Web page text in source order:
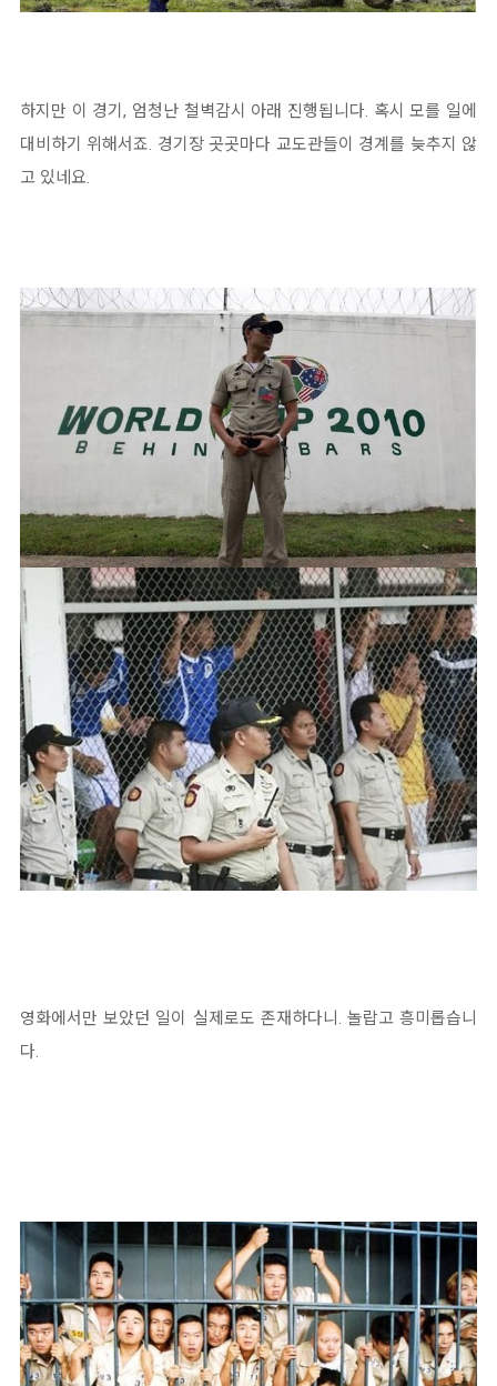
하지만 이 경기, 엄청난 철벽감시 아래 진행됩니다. 혹시 모를 일에
대비하기 위해서죠. 경기장 곳곳마다 교도관들이 경계를 늦추지 않
고 있네요.
영화에서만 보았던 일이 실제로도 존재하다니. 놀랍고 흥미롭습니
다.